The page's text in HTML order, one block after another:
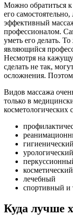
Можно обратиться
его
эффективный
профессионалом.
уметь его делать.
являющийся
Несмотря на
сделать не так,
осложнения.
Видов массажа
только в
косметологических
гигиенический
урологический
косметический
лечебный
спортивный и
Куда лучше